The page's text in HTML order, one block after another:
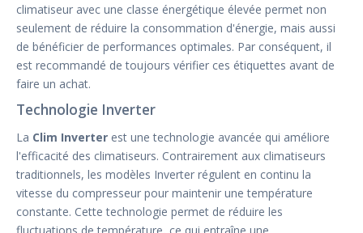
climatiseur avec une classe énergétique élevée permet non
seulement de réduire la consommation d'énergie, mais aussi
de bénéficier de performances optimales. Par conséquent, il
est recommandé de toujours vérifier ces étiquettes avant de
faire un achat.
Technologie Inverter
La Clim Inverter est une technologie avancée qui améliore
l'efficacité des climatiseurs. Contrairement aux climatiseurs
traditionnels, les modèles Inverter régulent en continu la
vitesse du compresseur pour maintenir une température
constante. Cette technologie permet de réduire les